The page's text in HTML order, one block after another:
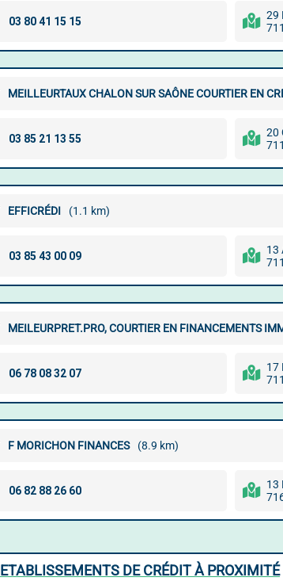
29
MEILLEURTAUX CHALON SUR SAÔNE COURTIER EN
20
EFFICRÉDI (1.1 km)
13
MEILEURPRET.PRO, COURTIER EN FINANCEMENTS
17
F MORICHON FINANCES (8.9 km)
13
ETABLISSEMENTS DE CRÉDIT À PROXIMITÉ